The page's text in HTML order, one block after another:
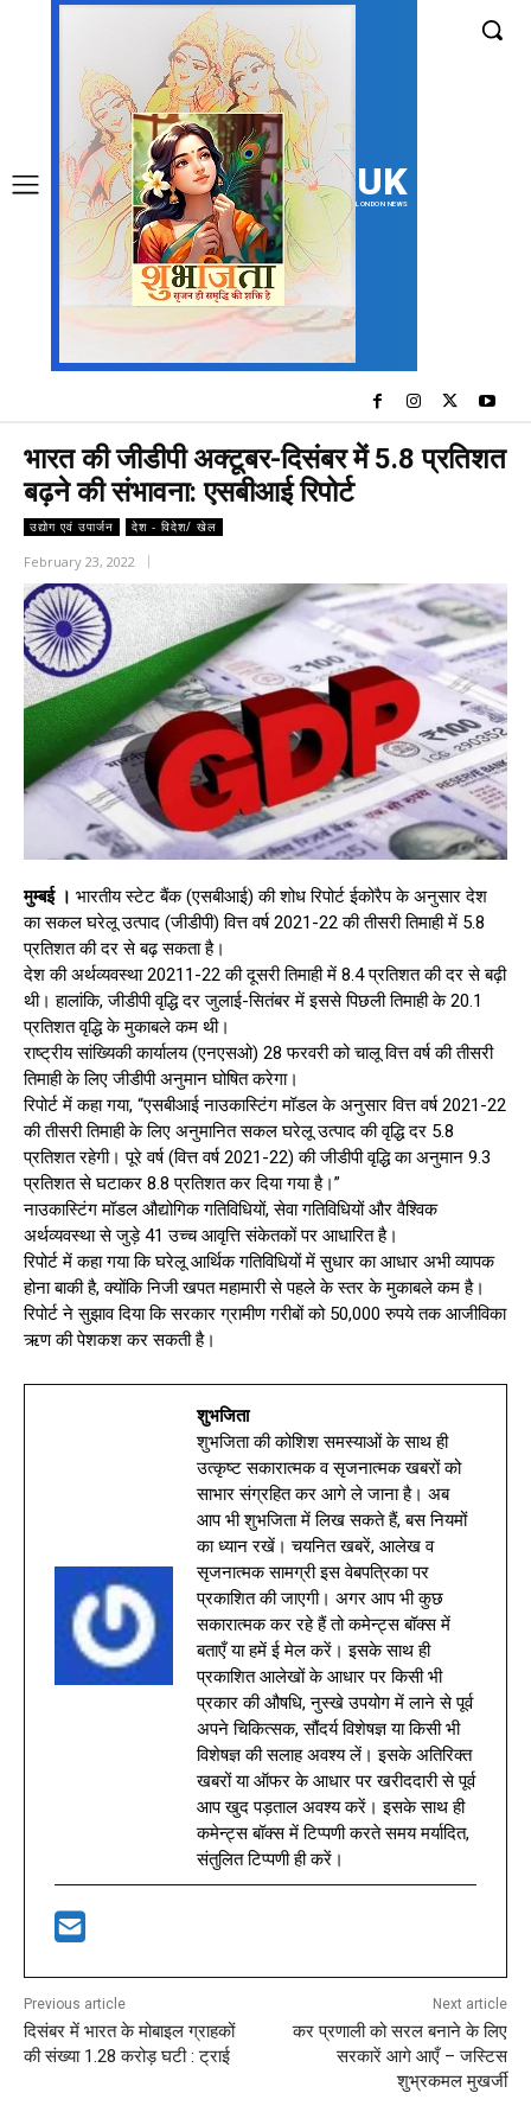
UK
LONDON NEWS
भारत की जीडीपी अक्टूबर-दिसंबर में 5.8 प्रतिशत
बढ़ने की संभावना: एसबीआई रिपोर्ट
उद्योग एवं उपार्जन देश - विदेश/ खेल
February 23, 2022
मुम्बई । भारतीय स्टेट बैंक (एसबीआई) की शोध रिपोर्ट ईकोरैप के अनुसार देश
का सकल घरेलू उत्पाद (जीडीपी) वित्त वर्ष 2021-22 की तीसरी तिमाही में 5.8
प्रतिशत की दर से बढ़ सकता है।
देश की अर्थव्यवस्था 20211-22 की दूसरी तिमाही में 8.4 प्रतिशत की दर से बढ़ी
थी। हालांकि, जीडीपी वृद्धि दर जुलाई-सितंबर में इससे पिछली तिमाही के 20.1
प्रतिशत वृद्धि के मुकाबले कम थी।
राष्ट्रीय सांख्यिकी कार्यालय (एनएसओ) 28 फरवरी को चालू वित्त वर्ष की तीसरी
तिमाही के लिए जीडीपी अनुमान घोषित करेगा।
रिपोर्ट में कहा गया, “एसबीआई नाउकास्टिंग मॉडल के अनुसार वित्त वर्ष 2021-22
की तीसरी तिमाही के लिए अनुमानित सकल घरेलू उत्पाद की वृद्धि दर 5.8
प्रतिशत रहेगी। पूरे वर्ष (वित्त वर्ष 2021-22) की जीडीपी वृद्धि का अनुमान 9.3
प्रतिशत से घटाकर 8.8 प्रतिशत कर दिया गया है।”
नाउकास्टिंग मॉडल औद्योगिक गतिविधियों, सेवा गतिविधियों और वैश्विक
अर्थव्यवस्था से जुड़े 41 उच्च आवृत्ति संकेतकों पर आधारित है।
रिपोर्ट में कहा गया कि घरेलू आर्थिक गतिविधियों में सुधार का आधार अभी व्यापक
होना बाकी है, क्योंकि निजी खपत महामारी से पहले के स्तर के मुकाबले कम है।
रिपोर्ट ने सुझाव दिया कि सरकार ग्रामीण गरीबों को 50,000 रुपये तक आजीविका
ऋण की पेशकश कर सकती है।
शुभजिता
शुभजिता की कोशिश समस्याओं के साथ ही
उत्कृष्ट सकारात्मक व सृजनात्मक खबरों को
साभार संग्रहित कर आगे ले जाना है। अब
आप भी शुभजिता में लिख सकते हैं, बस नियमों
का ध्यान रखें। चयनित खबरें, आलेख व
सृजनात्मक सामग्री इस वेबपत्रिका पर
प्रकाशित की जाएगी। अगर आप भी कुछ
सकारात्मक कर रहे हैं तो कमेन्ट्स बॉक्स में
बताएँ या हमें ई मेल करें। इसके साथ ही
प्रकाशित आलेखों के आधार पर किसी भी
प्रकार की औषधि, नुस्खे उपयोग में लाने से पूर्व
अपने चिकित्सक, सौंदर्य विशेषज्ञ या किसी भी
विशेषज्ञ की सलाह अवश्य लें। इसके अतिरिक्त
खबरों या ऑफर के आधार पर खरीददारी से पूर्व
आप खुद पड़ताल अवश्य करें। इसके साथ ही
कमेन्ट्स बॉक्स में टिप्पणी करते समय मर्यादित,
संतुलित टिप्पणी ही करें।
Previous article
दिसंबर में भारत के मोबाइल ग्राहकों
की संख्या 1.28 करोड़ घटी : ट्राई
Next article
कर प्रणाली को सरल बनाने के लिए
सरकारें आगे आएँ – जस्टिस
शुभ्रकमल मुखर्जी